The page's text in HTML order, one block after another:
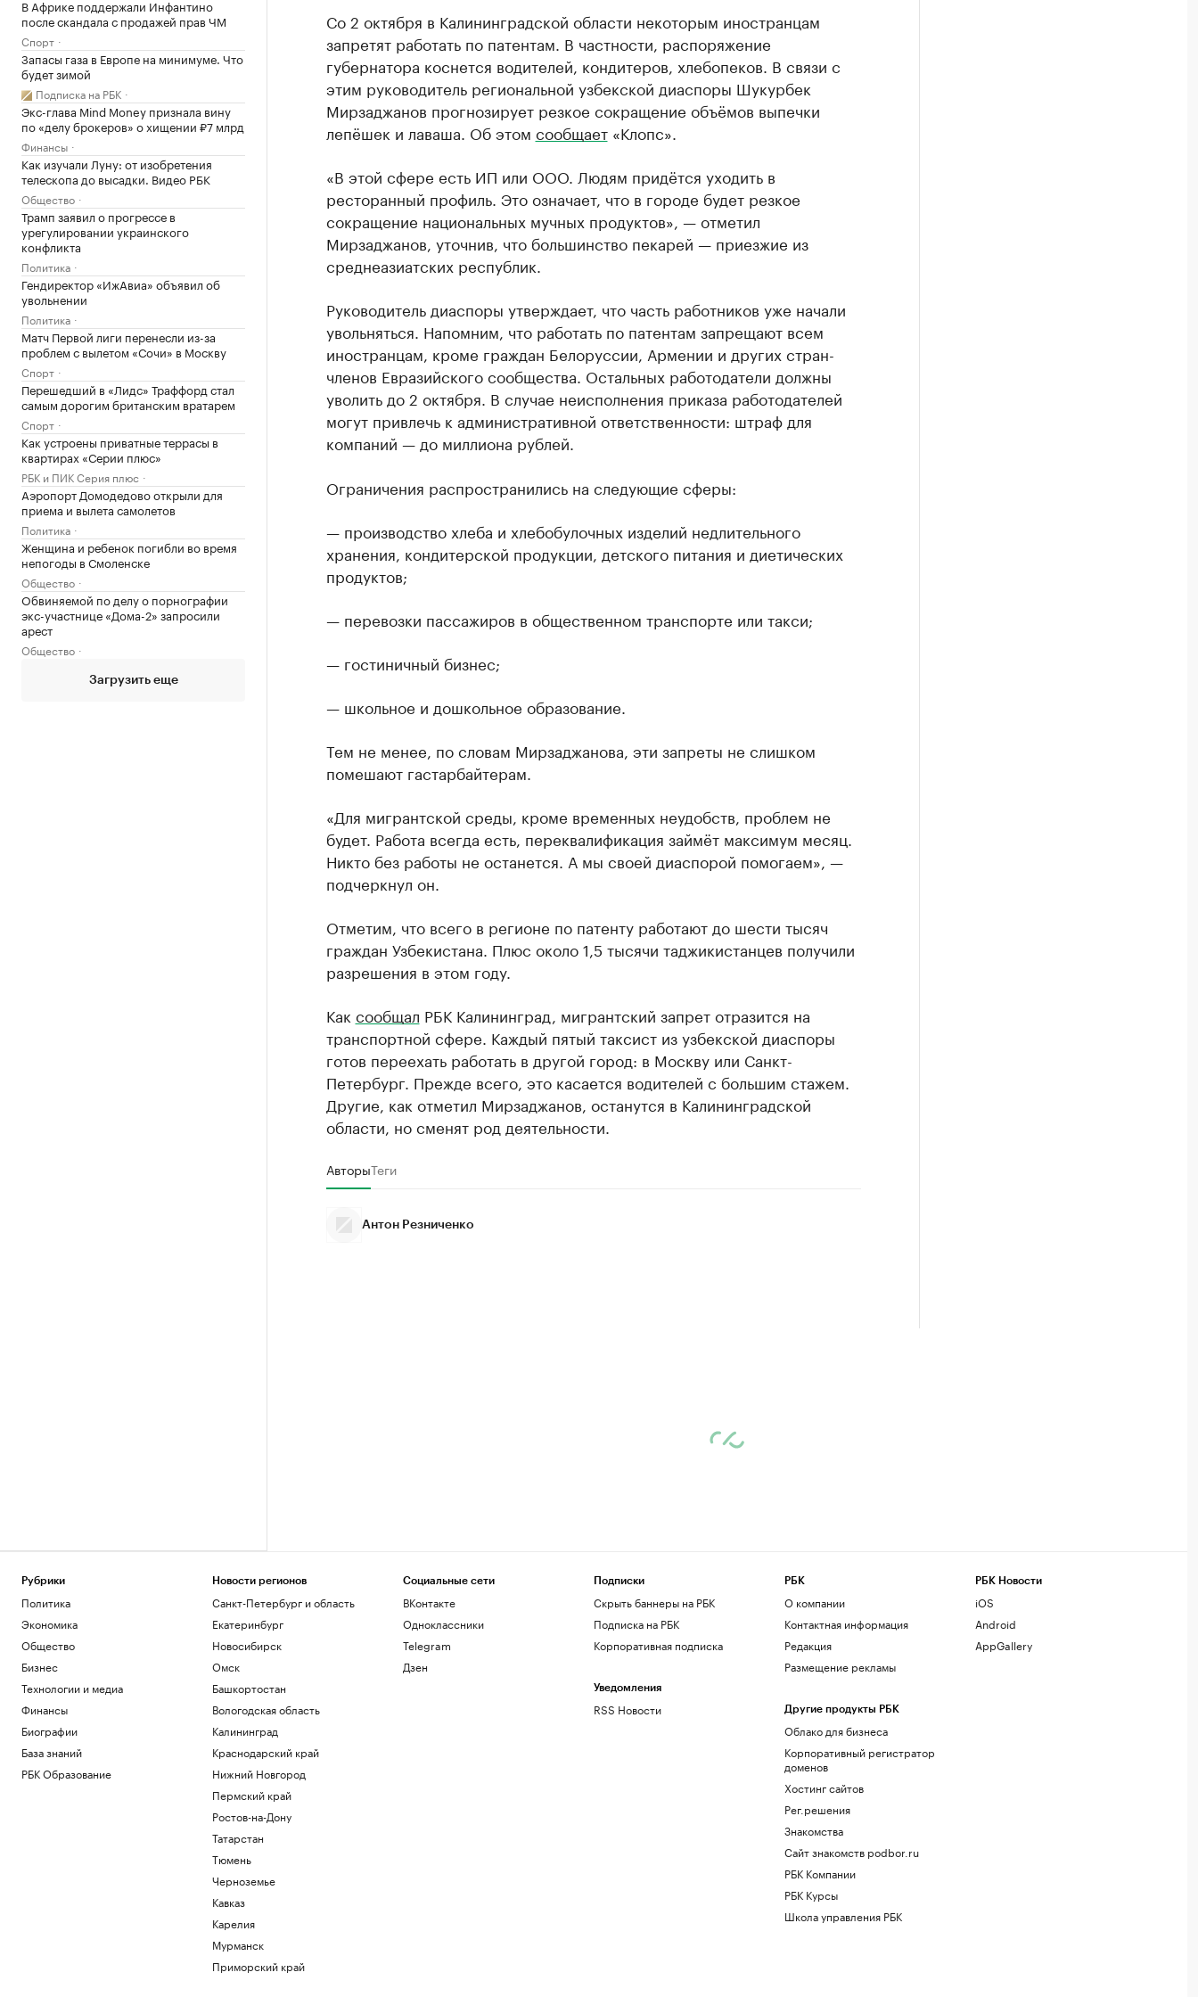
В Африке поддержали Инфантино
после скандала с продажей прав ЧМ
Спорт
Запасы газа в Европе на минимуме. Что
будет зимой
Подписка на РБК
Экс-глава Mind Money признала вину
по «делу брокеров» о хищении ₽7 млрд
Финансы
Как изучали Луну: от изобретения
телескопа до высадки. Видео РБК
Общество
Трамп заявил о прогрессе в
урегулировании украинского
конфликта
Политика
Гендиректор «ИжАвиа» объявил об
увольнении
Политика
Матч Первой лиги перенесли из-за
проблем с вылетом «Сочи» в Москву
Спорт
Перешедший в «Лидс» Траффорд стал
самым дорогим британским вратарем
Спорт
Как устроены приватные террасы в
квартирах «Серии плюс»
РБК и ПИК Серия плюс
Аэропорт Домодедово открыли для
приема и вылета самолетов
Политика
Женщина и ребенок погибли во время
непогоды в Смоленске
Общество
Обвиняемой по делу о порнографии
экс-участнице «Дома-2» запросили
арест
Общество
Загрузить еще
Со 2 октября в Калининградской области некоторым иностранцам
запретят работать по патентам. В частности, распоряжение
губернатора коснется водителей, кондитеров, хлебопеков. В связи с
этим руководитель региональной узбекской диаспоры Шукурбек
Мирзаджанов прогнозирует резкое сокращение объёмов выпечки
лепёшек и лаваша. Об этом сообщает«Клопс».
«В этой сфере есть ИП или ООО. Людям придётся уходить в
ресторанный профиль. Это означает, что в городе будет резкое
сокращение национальных мучных продуктов», — отметил
Мирзаджанов, уточнив, что большинство пекарей — приезжие из
среднеазиатских республик.
Руководитель диаспоры утверждает, что часть работников уже начали
увольняться. Напомним, что работать по патентам запрещают всем
иностранцам, кроме граждан Белоруссии, Армении и других стран-
членов Евразийского сообщества. Остальных работодатели должны
уволить до 2 октября. В случае неисполнения приказа работодателей
могут привлечь к административной ответственности: штраф для
компаний — до миллиона рублей.
Ограничения распространились на следующие сферы:
— производство хлеба и хлебобулочных изделий недлительного
хранения, кондитерской продукции, детского питания и диетических
продуктов;
— перевозки пассажиров в общественном транспорте или такси;
— гостиничный бизнес;
— школьное и дошкольное образование.
Тем не менее, по словам Мирзаджанова, эти запреты не слишком
помешают гастарбайтерам.
«Для мигрантской среды, кроме временных неудобств, проблем не
будет. Работа всегда есть, переквалификация займёт максимум месяц.
Никто без работы не останется. А мы своей диаспорой помогаем», —
подчеркнул он.
Отметим, что всего в регионе по патенту работают до шести тысяч
граждан Узбекистана. Плюс около 1,5 тысячи таджикистанцев получили
разрешения в этом году.
Как сообщал РБК Калининград, мигрантский запрет отразится на
транспортной сфере. Каждый пятый таксист из узбекской диаспоры
готов переехать работать в другой город: в Москву или Санкт-
Петербург. Прежде всего, это касается водителей с большим стажем.
Другие, как отметил Мирзаджанов, останутся в Калининградской
области, но сменят род деятельности.
АвторыТеги
Антон Резниченко
Рубрики
Политика
Экономика
Общество
Бизнес
Технологии и медиа
Финансы
Биографии
База знаний
РБК Образование
Новости регионов
Санкт-Петербург и область
Екатеринбург
Новосибирск
Омск
Башкортостан
Вологодская область
Калининград
Краснодарский край
Нижний Новгород
Пермский край
Ростов-на-Дону
Татарстан
Тюмень
Черноземье
Кавказ
Карелия
Мурманск
Приморский край
Социальные сети
ВКонтакте
Одноклассники
Telegram
Дзен
Подписки
Скрыть баннеры на РБК
Подписка на РБК
Корпоративная подписка
Уведомления
RSS Новости
РБК
О компании
Контактная информация
Редакция
Размещение рекламы
Другие продукты РБК
Облако для бизнеса
Корпоративный регистратор
доменов
Хостинг сайтов
Рег.решения
Знакомства
Сайт знакомств podbor.ru
РБК Компании
РБК Курсы
Школа управления РБК
РБК Новости
iOS
Android
AppGallery